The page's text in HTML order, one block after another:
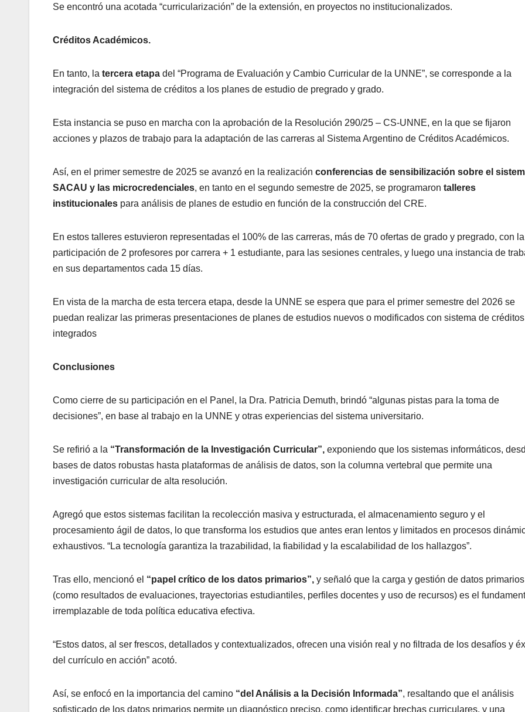
Se encontró una acotada “curricularización” de la extensión, en proyectos no institucionalizados.
Créditos Académicos.
En tanto, la tercera etapa del “Programa de Evaluación y Cambio Curricular de la UNNE”, se corresponde a la
integración del sistema de créditos a los planes de estudio de pregrado y grado.
Esta instancia se puso en marcha con la aprobación de la Resolución 290/25 – CS-UNNE, en la que se fijaron
acciones y plazos de trabajo para la adaptación de las carreras al Sistema Argentino de Créditos Académicos.
Así, en el primer semestre de 2025 se avanzó en la realización conferencias de sensibilización sobre el
SACAU y las microcredenciales, en tanto en el segundo semestre de 2025, se programaron talleres
institucionales para análisis de planes de estudio en función de la construcción del CRE.
En estos talleres estuvieron representadas el 100% de las carreras, más de 70 ofertas de grado y pregrado, con la
participación de 2 profesores por carrera + 1 estudiante, para las sesiones centrales, y luego una instancia de
en sus departamentos cada 15 días.
En vista de la marcha de esta tercera etapa, desde la UNNE se espera que para el primer semestre del 2026 se
puedan realizar las primeras presentaciones de planes de estudios nuevos o modificados con sistema de créditos
integrados
Conclusiones
Como cierre de su participación en el Panel, la Dra. Patricia Demuth, brindó “algunas pistas para la toma de
decisiones”, en base al trabajo en la UNNE y otras experiencias del sistema universitario.
Se refirió a la “Transformación de la Investigación Curricular”, exponiendo que los sistemas informáticos,
bases de datos robustas hasta plataformas de análisis de datos, son la columna vertebral que permite una
investigación curricular de alta resolución.
Agregó que estos sistemas facilitan la recolección masiva y estructurada, el almacenamiento seguro y el
procesamiento ágil de datos, lo que transforma los estudios que antes eran lentos y limitados en procesos
exhaustivos. “La tecnología garantiza la trazabilidad, la fiabilidad y la escalabilidad de los hallazgos”.
Tras ello, mencionó el “papel crítico de los datos primarios”, y señaló que la carga y gestión de datos primarios
(como resultados de evaluaciones, trayectorias estudiantiles, perfiles docentes y uso de recursos) es el
irremplazable de toda política educativa efectiva.
“Estos datos, al ser frescos, detallados y contextualizados, ofrecen una visión real y no filtrada de los desafíos y
del currículo en acción” acotó.
Así, se enfocó en la importancia del camino “del Análisis a la Decisión Informada”, resaltando que el análisis
sofisticado de los datos primarios permite un diagnóstico preciso, como identificar brechas curriculares, y una